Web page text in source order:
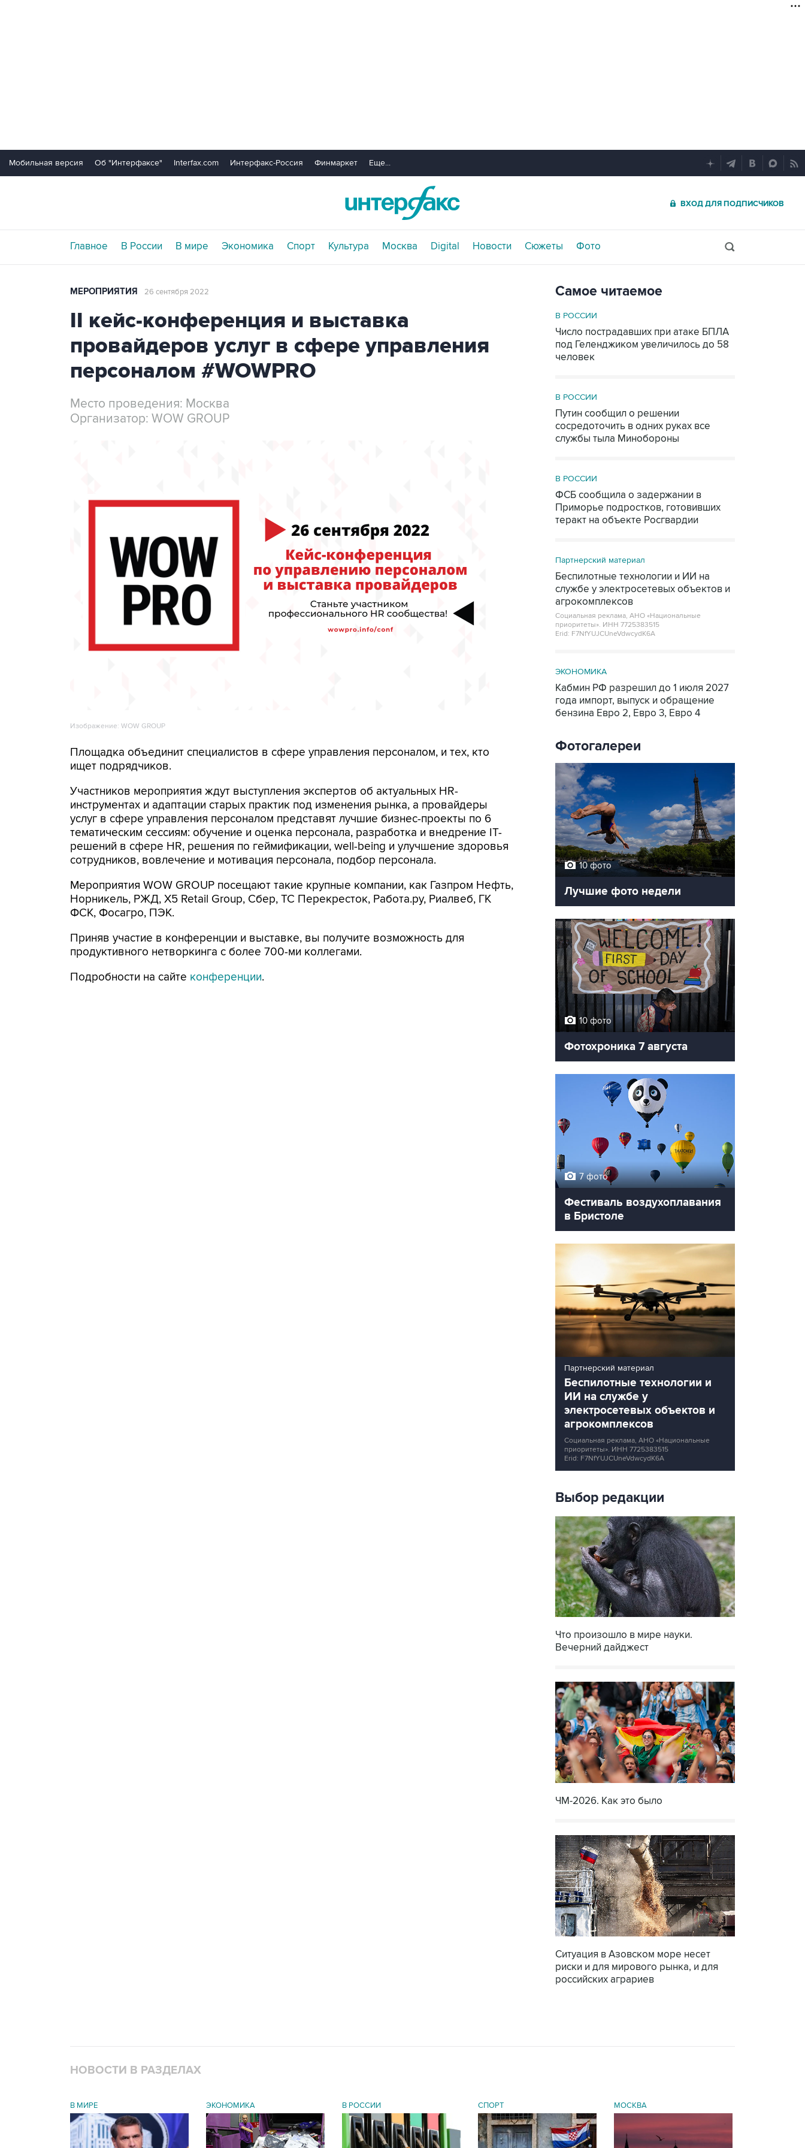
Мобильная версия Об "Интерфаксе" Interfax.com Интерфакс-Россия Финмаркет Еще...
ВХОД ДЛЯ ПОДПИСЧИКОВ
Главное В России В мире Экономика Спорт Культура Москва Digital Новости Сюжеты Фото
МЕРОПРИЯТИЯ 26 сентября 2022
II кейс-конференция и выставка
провайдеров услуг в сфере управления
персоналом #WOWPRO
Место проведения: Москва
Организатор: WOW GROUP
Изображение: WOW GROUP
Площадка объединит специалистов в сфере управления персоналом, и тех, кто
ищет подрядчиков.
Участников мероприятия ждут выступления экспертов об актуальных HR-
инструментах и адаптации старых практик под изменения рынка, а провайдеры
услуг в сфере управления персоналом представят лучшие бизнес-проекты по 6
тематическим сессиям: обучение и оценка персонала, разработка и внедрение IT-
решений в сфере HR, решения по геймификации, well-being и улучшение здоровья
сотрудников, вовлечение и мотивация персонала, подбор персонала.
Мероприятия WOW GROUP посещают такие крупные компании, как Газпром Нефть,
Норникель, РЖД, X5 Retail Group, Сбер, ТС Перекресток, Работа.ру, Риалвеб, ГК
ФСК, Фосагро, ПЭК.
Приняв участие в конференции и выставке, вы получите возможность для
продуктивного нетворкинга с более 700-ми коллегами.
Подробности на сайте конференции.
Самое читаемое
В РОССИИ
Число пострадавших при атаке БПЛА
под Геленджиком увеличилось до 58
человек
В РОССИИ
Путин сообщил о решении
сосредоточить в одних руках все
службы тыла Минобороны
В РОССИИ
ФСБ сообщила о задержании в
Приморье подростков, готовивших
теракт на объекте Росгвардии
Партнерский материал
Беспилотные технологии и ИИ на
службе у электросетевых объектов и
агрокомплексов
Социальная реклама, АНО «Национальные
приоритеты». ИНН 7725383515
Erid: F7NfYUJCUneVdwcydK6A
ЭКОНОМИКА
Кабмин РФ разрешил до 1 июля 2027
года импорт, выпуск и обращение
бензина Евро 2, Евро 3, Евро 4
Фотогалереи
10 фото
Лучшие фото недели
10 фото
Фотохроника 7 августа
7 фото
Фестиваль воздухоплавания
в Бристоле
Партнерский материал
Беспилотные технологии и
ИИ на службе у
электросетевых объектов и
агрокомплексов
Социальная реклама, АНО «Национальные
приоритеты». ИНН 7725383515
Erid: F7NfYUJCUneVdwcydK6A
Выбор редакции
Что произошло в мире науки.
Вечерний дайджест
ЧМ-2026. Как это было
Ситуация в Азовском море несет
риски и для мирового рынка, и для
российских аграриев
НОВОСТИ В РАЗДЕЛАХ
В МИРЕ ЭКОНОМИКА В РОССИИ СПОРТ МОСКВА